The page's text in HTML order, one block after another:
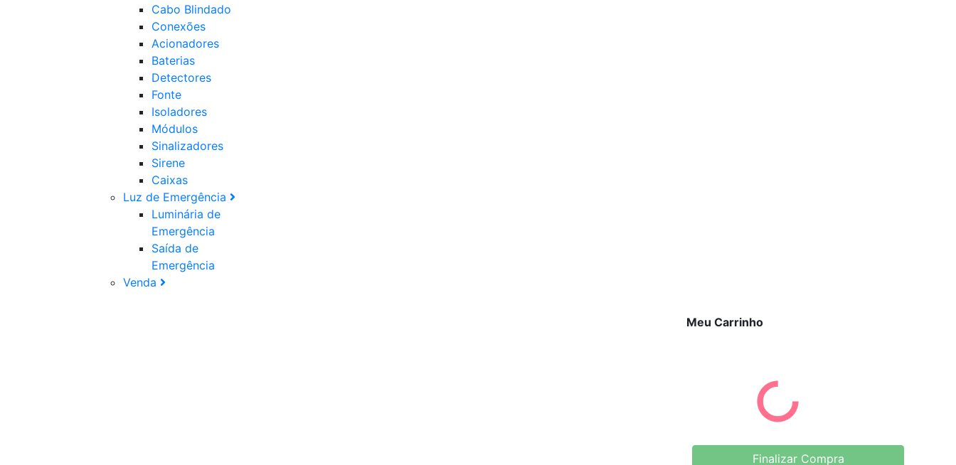
Cabo Blindado
Conexões
Acionadores
Baterias
Detectores
Fonte
Isoladores
Módulos
Sinalizadores
Sirene
Caixas
Luz de Emergência
Luminária de
Emergência
Saída de
Emergência
Venda
Meu Carrinho
Finalizar Compra